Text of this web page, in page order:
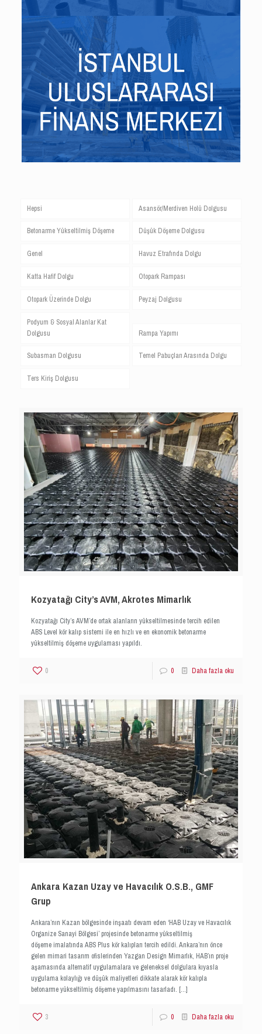
Hepsi
Asansör/Merdiven Holü Dolgusu
Betonarme Yükseltilmiş Döşeme
Düşük Döşeme Dolgusu
Genel
Havuz Etrafında Dolgu
Katta Hafif Dolgu
Otopark Rampası
Otopark Üzerinde Dolgu
Peyzaj Dolgusu
Podyum & Sosyal Alanlar Kat
Dolgusu
Rampa Yapımı
Subasman Dolgusu
Temel Pabuçları Arasında Dolgu
Ters Kiriş Dolgusu
Kozyatağı City’s AVM, Akrotes Mimarlık
Kozyatağı City’s AVM’de ortak alanların yükseltilmesinde tercih edilen
ABS Level kör kalıp sistemi ile en hızlı ve en ekonomik betonarme
yükseltilmiş döşeme uygulaması yapıldı.
0 0 Daha fazla oku
Ankara Kazan Uzay ve Havacılık O.S.B., GMF
Grup
Ankara’nın Kazan bölgesinde inşaatı devam eden ‘HAB Uzay ve Havacılık
Organize Sanayi Bölgesi’ projesinde betonarme yükseltilmiş
döşeme imalatında ABS Plus kör kalıpları tercih edildi. Ankara’nın önce
gelen mimari tasarım ofislerinden Yazgan Design Mimarlık, HAB’ın proje
aşamasında alternatif uygulamalara ve geleneksel dolgulara kıyasla
uygulama kolaylığı ve düşük maliyetleri dikkate alarak kör kalıpla
betonarme yükseltilmiş döşeme yapılmasını tasarladı. […]
3 0 Daha fazla oku